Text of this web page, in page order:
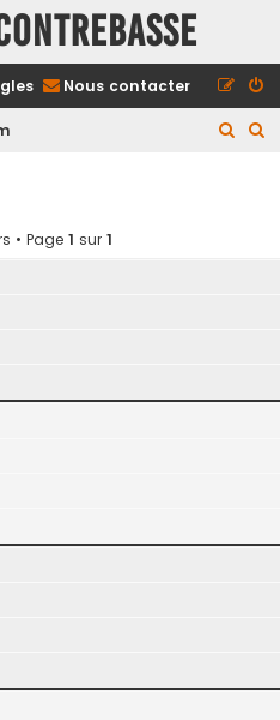
Nous contacter
• Page 1 sur 1